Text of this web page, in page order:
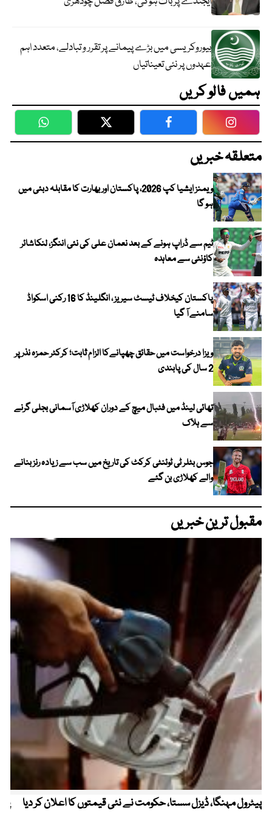
بیوروکریسی میں بڑے پیمانے پر تقرر و تبادلے، متعدد اہم
عہدوں پر نئی تعیناتیاں
ہمیں فالو کریں
WhatsApp Twitter Facebook
متعلقہ خبریں
ویمنز ایشیا کپ 2026، پاکستان اور بھارت کا مقابلہ دبئی میں
ہو گا
ٹیم سے ڈراپ ہونے کے بعد نعمان علی کی نئی اننگز، لنکاشائر
کاؤنٹی سے معاہدہ
پاکستان کیخلاف ٹیسٹ سیریز ، انگلینڈ کا 16 رکنی اسکواڈ
سامنے آ گیا
ویزا درخواست میں حقائق چھپانےکا الزام ثابت؛ کرکٹر حمزہ نذر پر
2 سال کی پابندی
تھائی لینڈ میں فٹبال میچ کے دوران کھلاڑی آسمانی بجلی گرنے
سے ہلاک
جوس بٹلر ٹی ٹوئنٹی کرکٹ کی تاریخ میں سب سے زیادہ رنز بنانے
والے کھلاڑی بن گئے
مقبول ترین خبریں
پیٹرول مہنگا، ڈیزل سستا، حکومت نے نئی قیمتوں کا اعلان کر دیا